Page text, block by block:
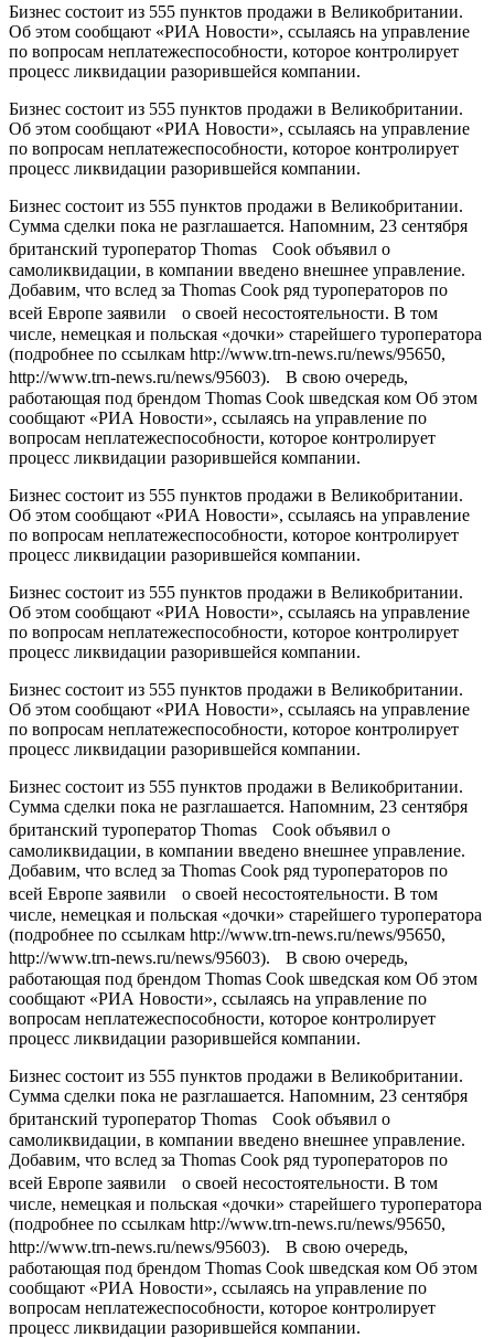
Бизнес состоит из 555 пунктов продажи в Великобритании.
Об этом сообщают «РИА Новости», ссылаясь на управление
по вопросам неплатежеспособности, которое контролирует
процесс ликвидации разорившейся компании.
Бизнес состоит из 555 пунктов продажи в Великобритании.
Об этом сообщают «РИА Новости», ссылаясь на управление
по вопросам неплатежеспособности, которое контролирует
процесс ликвидации разорившейся компании.
Бизнес состоит из 555 пунктов продажи в Великобритании.
Сумма сделки пока не разглашается. Напомним, 23 сентября
британский туроператор Thomas Cook объявил о
самоликвидации, в компании введено внешнее управление.
Добавим, что вслед за Thomas Cook ряд туроператоров по
всей Европе заявили о своей несостоятельности. В том
числе, немецкая и польская «дочки» старейшего туроператора
(подробнее по ссылкам http://www.trn-news.ru/news/95650,
http://www.trn-news.ru/news/95603). В свою очередь,
работающая под брендом Thomas Cook шведская ком Об этом
сообщают «РИА Новости», ссылаясь на управление по
вопросам неплатежеспособности, которое контролирует
процесс ликвидации разорившейся компании.
Бизнес состоит из 555 пунктов продажи в Великобритании.
Об этом сообщают «РИА Новости», ссылаясь на управление
по вопросам неплатежеспособности, которое контролирует
процесс ликвидации разорившейся компании.
Бизнес состоит из 555 пунктов продажи в Великобритании.
Об этом сообщают «РИА Новости», ссылаясь на управление
по вопросам неплатежеспособности, которое контролирует
процесс ликвидации разорившейся компании.
Бизнес состоит из 555 пунктов продажи в Великобритании.
Об этом сообщают «РИА Новости», ссылаясь на управление
по вопросам неплатежеспособности, которое контролирует
процесс ликвидации разорившейся компании.
Бизнес состоит из 555 пунктов продажи в Великобритании.
Сумма сделки пока не разглашается. Напомним, 23 сентября
британский туроператор Thomas Cook объявил о
самоликвидации, в компании введено внешнее управление.
Добавим, что вслед за Thomas Cook ряд туроператоров по
всей Европе заявили о своей несостоятельности. В том
числе, немецкая и польская «дочки» старейшего туроператора
(подробнее по ссылкам http://www.trn-news.ru/news/95650,
http://www.trn-news.ru/news/95603). В свою очередь,
работающая под брендом Thomas Cook шведская ком Об этом
сообщают «РИА Новости», ссылаясь на управление по
вопросам неплатежеспособности, которое контролирует
процесс ликвидации разорившейся компании.
Бизнес состоит из 555 пунктов продажи в Великобритании.
Сумма сделки пока не разглашается. Напомним, 23 сентября
британский туроператор Thomas Cook объявил о
самоликвидации, в компании введено внешнее управление.
Добавим, что вслед за Thomas Cook ряд туроператоров по
всей Европе заявили о своей несостоятельности. В том
числе, немецкая и польская «дочки» старейшего туроператора
(подробнее по ссылкам http://www.trn-news.ru/news/95650,
http://www.trn-news.ru/news/95603). В свою очередь,
работающая под брендом Thomas Cook шведская ком Об этом
сообщают «РИА Новости», ссылаясь на управление по
вопросам неплатежеспособности, которое контролирует
процесс ликвидации разорившейся компании.